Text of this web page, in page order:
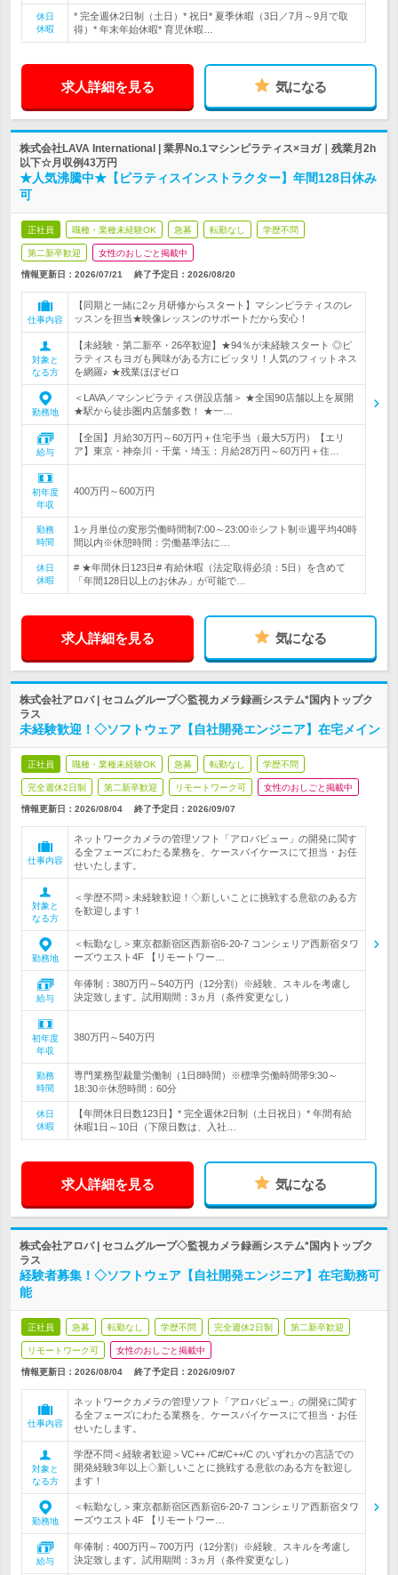
休日
休暇
* 完全週休2日制（土日）* 祝日* 夏季休暇（3日／7月～9月で取
得）* 年末年始休暇* 育児休暇…
求人詳細を見る 気になる
株式会社LAVA International | 業界No.1マシンピラティス×ヨガ｜残業月2h
以下☆月収例43万円
★人気沸騰中★【ピラティスインストラクター】年間128日休み
可
正社員 職種・業種未経験OK 急募 転勤なし 学歴不問
第二新卒歓迎 女性のおしごと掲載中
情報更新日：2026/07/21 終了予定日： 2026/08/20
仕事内容
【同期と一緒に2ヶ月研修からスタート】マシンピラティスのレ
ッスンを担当★映像レッスンのサポートだから安心！
対象と
なる方
【未経験・第二新卒・26卒歓迎】★94％が未経験スタート ◎ピ
ラティスもヨガも興味がある方にピッタリ！人気のフィットネス
を網羅♪ ★残業ほぼゼロ
勤務地
＜LAVA／マシンピラティス併設店舗＞ ★全国90店舗以上を展開
★駅から徒歩圏内店舗多数！ ★一…
給与
【全国】月給30万円～60万円＋住宅手当（最大5万円）【エリ
ア】東京・神奈川・千葉・埼玉：月給28万円～60万円＋住…
初年度
年収
400万円～600万円
勤務
時間
1ヶ月単位の変形労働時間制7:00～23:00※シフト制※週平均40時
間以内※休憩時間：労働基準法に…
休日
休暇
# ★年間休日123日# 有給休暇（法定取得必須：5日）を含めて
「年間128日以上のお休み」が可能で…
求人詳細を見る 気になる
株式会社アロバ | セコムグループ◇監視カメラ録画システム*国内トップク
ラス
未経験歓迎！◇ソフトウェア【自社開発エンジニア】在宅メイン
正社員 職種・業種未経験OK 急募 転勤なし 学歴不問
完全週休2日制 第二新卒歓迎 リモートワーク可 女性のおしごと掲載中
情報更新日：2026/08/04 終了予定日： 2026/09/07
仕事内容
ネットワークカメラの管理ソフト「アロバビュー」の開発に関す
る全フェーズにわたる業務を、ケースバイケースにて担当・お任
せいたします。
対象と
なる方
＜学歴不問＞未経験歓迎！◇新しいことに挑戦する意欲のある方
を歓迎します！
勤務地
＜転勤なし＞東京都新宿区西新宿6-20-7 コンシェリア西新宿タワ
ーズウエスト4F 【リモートワー…
給与
年俸制：380万円～540万円（12分割）※経験、スキルを考慮し
決定致します。試用期間：3ヵ月（条件変更なし）
初年度
年収
380万円～540万円
勤務
時間
専門業務型裁量労働制（1日8時間）※標準労働時間帯9:30～
18:30※休憩時間：60分
休日
休暇
【年間休日日数123日】* 完全週休2日制（土日祝日）* 年間有給
休暇1日～10日（下限日数は、入社…
求人詳細を見る 気になる
株式会社アロバ | セコムグループ◇監視カメラ録画システム*国内トップク
ラス
経験者募集！◇ソフトウェア【自社開発エンジニア】在宅勤務可
能
正社員 急募 転勤なし 学歴不問 完全週休2日制 第二新卒歓迎
リモートワーク可 女性のおしごと掲載中
情報更新日：2026/08/04 終了予定日： 2026/09/07
仕事内容
ネットワークカメラの管理ソフト「アロバビュー」の開発に関す
る全フェーズにわたる業務を、ケースバイケースにて担当・お任
せいたします。
対象と
なる方
学歴不問＜経験者歓迎＞VC++ /C#/C++/C のいずれかの言語での
開発経験3年以上◇新しいことに挑戦する意欲のある方を歓迎し
ます！
勤務地
＜転勤なし＞東京都新宿区西新宿6-20-7 コンシェリア西新宿タワ
ーズウエスト4F 【リモートワー…
給与
年俸制：400万円～700万円（12分割）※経験、スキルを考慮し
決定致します。試用期間：3ヵ月（条件変更なし）